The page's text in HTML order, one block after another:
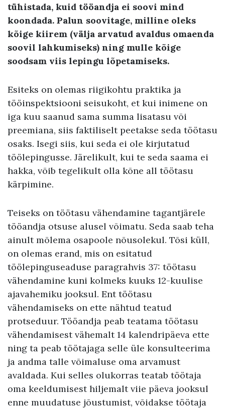
tühistada, kuid tööandja ei soovi mind
koondada. Palun soovitage, milline oleks
kõige kiirem (välja arvatud avaldus omaenda
soovil lahkumiseks) ning mulle kõige
soodsam viis lepingu lõpetamiseks.
Esiteks on olemas riigikohtu praktika ja
tööinspektsiooni seisukoht, et kui inimene on
iga kuu saanud sama summa lisatasu või
preemiana, siis faktiliselt peetakse seda töötasu
osaks. Isegi siis, kui seda ei ole kirjutatud
töölepingusse. Järelikult, kui te seda saama ei
hakka, võib tegelikult olla kõne all töötasu
kärpimine.
Teiseks on töötasu vähendamine tagantjärele
tööandja otsuse alusel võimatu. Seda saab teha
ainult mõlema osapoole nõusolekul. Tõsi küll,
on olemas erand, mis on esitatud
töölepinguseaduse paragrahvis 37: töötasu
vähendamine kuni kolmeks kuuks 12-kuulise
ajavahemiku jooksul. Ent töötasu
vähendamiseks on ette nähtud teatud
protseduur. Tööandja peab teatama töötasu
vähendamisest vähemalt 14 kalendripäeva ette
ning ta peab töötajaga selle üle konsulteerima
ja andma talle võimaluse oma arvamust
avaldada. Kui selles olukorras teatab töötaja
oma keeldumisest hiljemalt viie päeva jooksul
enne muudatuse jõustumist, võidakse töötaja